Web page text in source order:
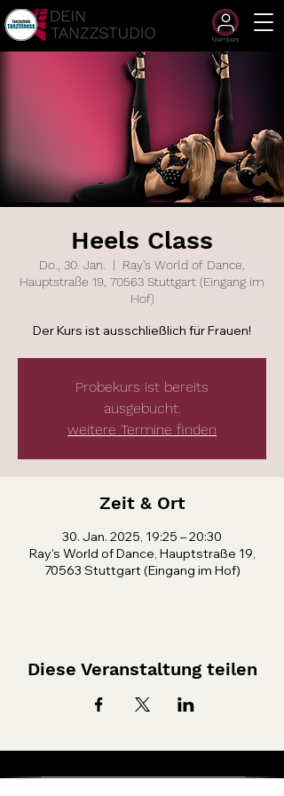
Members
Heels Class
Do., 30. Jan.
  |
Ray's World of Dance,
Hauptstraße 19, 70563 Stuttgart (Eingang im
Hof)
Der Kurs ist ausschließlich für Frauen!
Probekurs ist bereits
ausgebucht.
weitere Termine finden
Zeit & Ort
30. Jan. 2025, 19:25 – 20:30
Ray's World of Dance, Hauptstraße 19,
70563 Stuttgart (Eingang im Hof)
Diese Veranstaltung teilen